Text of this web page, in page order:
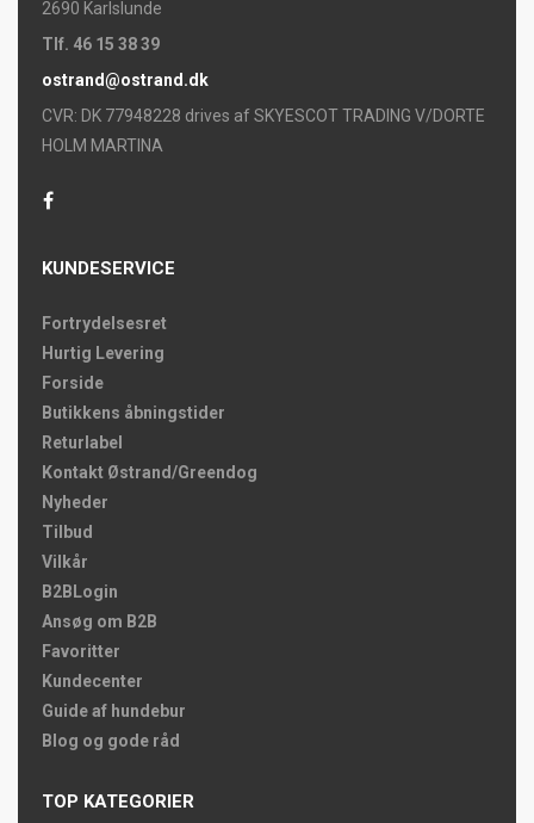
2690 Karlslunde
Tlf. 46 15 38 39
ostrand@ostrand.dk
CVR: DK 77948228 drives af SKYESCOT TRADING V/DORTE
HOLM MARTINA
KUNDESERVICE
Fortrydelsesret
Hurtig Levering
Forside
Butikkens åbningstider
Returlabel
Kontakt Østrand/Greendog
Nyheder
Tilbud
Vilkår
B2BLogin
Ansøg om B2B
Favoritter
Kundecenter
Guide af hundebur
Blog og gode råd
TOP KATEGORIER